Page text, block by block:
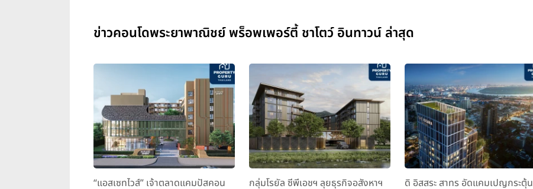
ข่าวคอนโดพระยาพาณิชย์ พร็อพเพอร์ตี้ ชาโตว์ อินทาวน์ ล่าสุด
“แอสเซทไวส์” เจ้าตลาดแคมปัสคอน กลุ่มโรยัล ซีพีเอชฯ ลุยธุรกิจอสังหาฯ ดิ อิสสระ สาทร อัดแคมเปญกระตุ้น